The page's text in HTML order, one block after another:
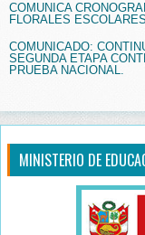
COMUNICA
FLORALES
COMUNICADO:
SEGUNDA ETAPA
PRUEBA NACIONAL.
MINISTERIO DE